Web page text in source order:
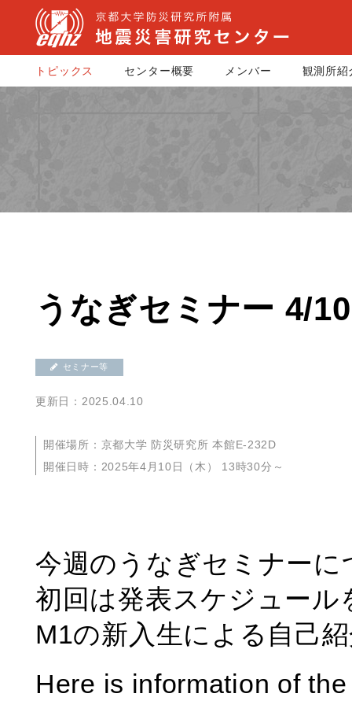
トピックス センター概要 メンバー 観測所紹
うなぎセミナー 4/10
セミナー等
更新日：2025.04.10
開催場所：京都大学 防災研究所 本館E-232D
開催日時：2025年4月10日（木） 13時30分～
今週のうなぎセミナー
初回は発表スケジュー
M1の新入生による自己
Here is information of